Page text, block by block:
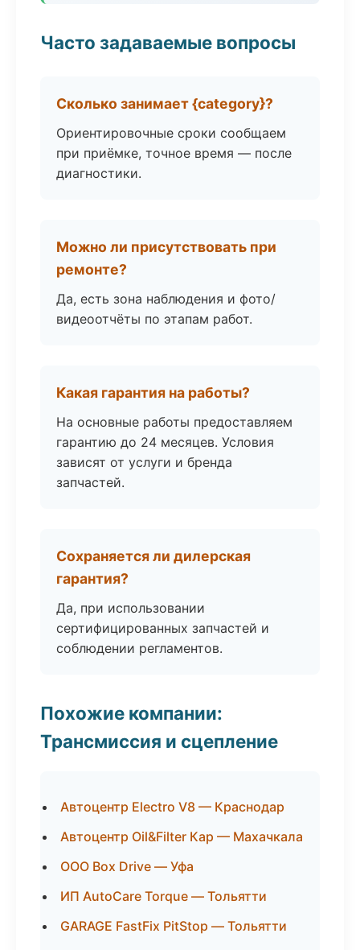
Часто задаваемые вопросы
Сколько занимает {category}?
Ориентировочные сроки сообщаем
при приёмке, точное время — после
диагностики.
Можно ли присутствовать при
ремонте?
Да, есть зона наблюдения и фото/
видеоотчёты по этапам работ.
Какая гарантия на работы?
На основные работы предоставляем
гарантию до 24 месяцев. Условия
зависят от услуги и бренда
запчастей.
Сохраняется ли дилерская
гарантия?
Да, при использовании
сертифицированных запчастей и
соблюдении регламентов.
Похожие компании:
Трансмиссия и сцепление
Автоцентр Electro V8 — Краснодар
Автоцентр Oil&Filter Кар — Махачкала
ООО Box Drive — Уфа
ИП AutoCare Torque — Тольятти
GARAGE FastFix PitStop — Тольятти